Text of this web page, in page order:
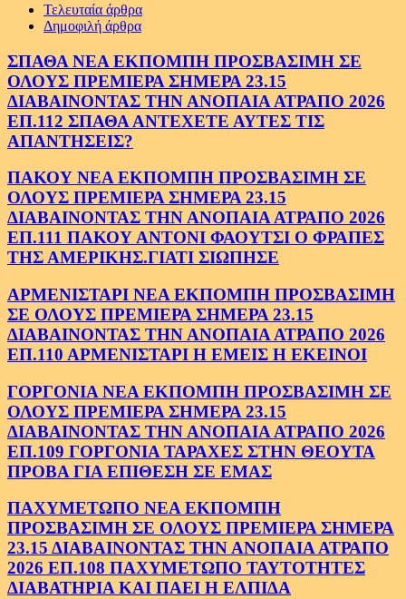
Τελευταία άρθρα
Δημοφιλή άρθρα
ΣΠΑΘΑ ΝΕΑ ΕΚΠΟΜΠΗ ΠΡΟΣΒΑΣΙΜΗ ΣΕ
ΟΛΟΥΣ ΠΡΕΜΙΕΡΑ ΣΗΜΕΡΑ 23.15
ΔΙΑΒΑΙΝΟΝΤΑΣ ΤΗΝ ΑΝΟΠΑΙΑ ΑΤΡΑΠΟ 2026
ΕΠ.112 ΣΠΑΘΑ ΑΝΤΕΧΕΤΕ ΑΥΤΕΣ ΤΙΣ
ΑΠΑΝΤΗΣΕΙΣ?
ΠΑΚΟΥ ΝΕΑ ΕΚΠΟΜΠΗ ΠΡΟΣΒΑΣΙΜΗ ΣΕ
ΟΛΟΥΣ ΠΡΕΜΙΕΡΑ ΣΗΜΕΡΑ 23.15
ΔΙΑΒΑΙΝΟΝΤΑΣ ΤΗΝ ΑΝΟΠΑΙΑ ΑΤΡΑΠΟ 2026
ΕΠ.111 ΠΑΚΟΥ ΑΝΤΟΝΙ ΦΑΟΥΤΣΙ Ο ΦΡΑΠΕΣ
ΤΗΣ ΑΜΕΡΙΚΗΣ.ΓΙΑΤΙ ΣΙΩΠΗΣΕ
ΑΡΜΕΝΙΣΤΑΡΙ ΝΕΑ ΕΚΠΟΜΠΗ ΠΡΟΣΒΑΣΙΜΗ
ΣΕ ΟΛΟΥΣ ΠΡΕΜΙΕΡΑ ΣΗΜΕΡΑ 23.15
ΔΙΑΒΑΙΝΟΝΤΑΣ ΤΗΝ ΑΝΟΠΑΙΑ ΑΤΡΑΠΟ 2026
ΕΠ.110 ΑΡΜΕΝΙΣΤΑΡΙ Η ΕΜΕΙΣ Η ΕΚΕΙΝΟΙ
ΓΟΡΓΟΝΙΑ ΝΕΑ ΕΚΠΟΜΠΗ ΠΡΟΣΒΑΣΙΜΗ ΣΕ
ΟΛΟΥΣ ΠΡΕΜΙΕΡΑ ΣΗΜΕΡΑ 23.15
ΔΙΑΒΑΙΝΟΝΤΑΣ ΤΗΝ ΑΝΟΠΑΙΑ ΑΤΡΑΠΟ 2026
ΕΠ.109 ΓΟΡΓΟΝΙΑ ΤΑΡΑΧΕΣ ΣΤΗΝ ΘΕΟΥΤΑ
ΠΡΟΒΑ ΓΙΑ ΕΠΙΘΕΣΗ ΣΕ ΕΜΑΣ
ΠΑΧΥΜΕΤΩΠΟ ΝΕΑ ΕΚΠΟΜΠΗ
ΠΡΟΣΒΑΣΙΜΗ ΣΕ ΟΛΟΥΣ ΠΡΕΜΙΕΡΑ ΣΗΜΕΡΑ
23.15 ΔΙΑΒΑΙΝΟΝΤΑΣ ΤΗΝ ΑΝΟΠΑΙΑ ΑΤΡΑΠΟ
2026 ΕΠ.108 ΠΑΧΥΜΕΤΩΠΟ ΤΑΥΤΟΤΗΤΕΣ
ΔΙΑΒΑΤΗΡΙΑ ΚΑΙ ΠΑΕΙ Η ΕΛΠΙΔΑ